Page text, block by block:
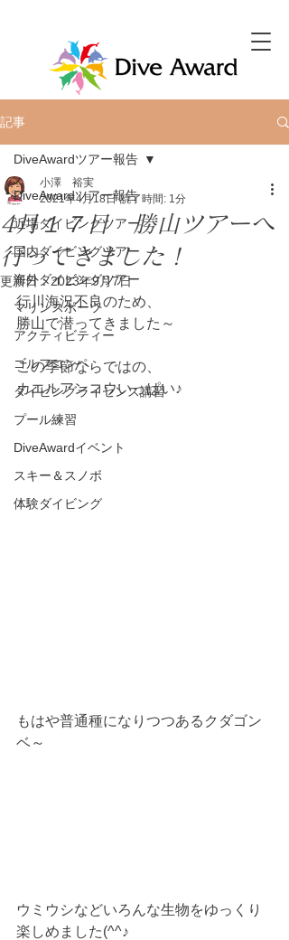
記事
DiveAwardツアー報告
近場ダイビングツアー
国内ダイビングツアー
海外ダイビングツアー
マリンスポーツ
アクティビティー
ゴルフコンペ
ダイビングライセンス講習
プール練習
DiveAwardイベント
スキー＆スノボ
体験ダイビング
DiveAwardツアー報告
4月１７日 勝山ツアーへ
行ってきました！
小澤 裕実
2021年4月18日 読了時間: 1分
更新日：2023年9月7日
行川海況不良のため、
勝山で潜ってきました～
この季節ならではの、
カエルアンコウいっぱい♪
もはや普通種になりつつあるクダゴン
ベ～
ウミウシなどいろんな生物をゆっくり
楽しめました(^^♪